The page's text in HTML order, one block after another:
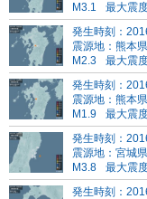
M3.1
最大震
発生時刻：
震源地：熊本
M2.3
最大震
発生時刻：
震源地：熊本
M1.9
最大震
発生時刻：
震源地：宮城
M3.8
最大震
発生時刻：